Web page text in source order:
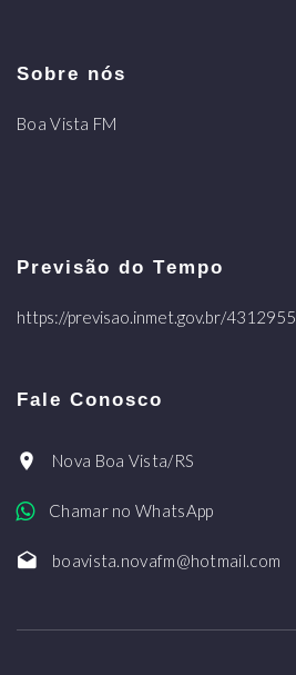
Sobre nós
Boa Vista FM
Previsão do Tempo
https://previsao.inmet.gov.br/4312955
Fale Conosco
Nova Boa Vista/RS
Chamar no WhatsApp
boavista.novafm@hotmail.com